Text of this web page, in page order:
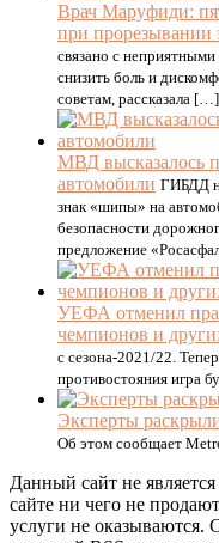
Врач Маруфиди:
при прорезывании
связано с
снизить боль и
советам, рассказала […]
МВД высказалось
автомобили ГИБДД
знак «шипы» на
безопасности
предложение
УЕФА отменил
чемпионов и
с сезона-2021/22.
противостояния игра
Эксперты
Об этом сообщает
Данный сайт не
сайте ни чего не
услуги не оказываются.